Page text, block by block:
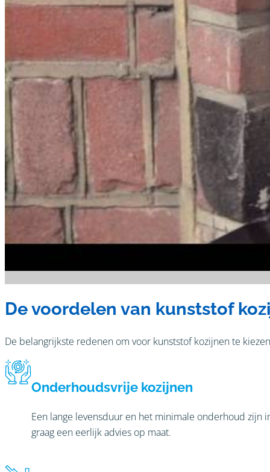
De voordelen van kunststof
De belangrijkste redenen om voor kunststof kozijnen te kiezen
Onderhoudsvrije kozijnen
Een lange levensduur en het minimale onderhoud zijn
graag een eerlijk advies op maat.